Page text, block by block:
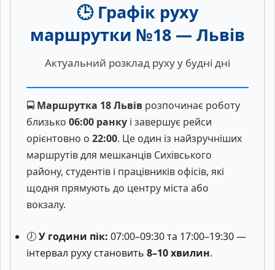
🕒 Графік руху
маршрутки №18 — Львів
Актуальний розклад руху у будні дні
🚍 Маршрутка 18 Львів розпочинає роботу
близько 06:00 ранку і завершує рейси
орієнтовно о 22:00. Це один із найзручніших
маршрутів для мешканців Сихівського
району, студентів і працівників офісів, які
щодня прямують до центру міста або
вокзалу.
🕖У години пік: 07:00–09:30 та 17:00–19:30 —
інтервал руху становить 8–10 хвилин.